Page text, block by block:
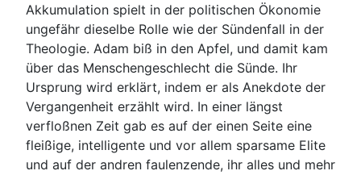
Akkumulation spielt in der politischen Ökonomie
ungefähr dieselbe Rolle wie der Sündenfall in der
Theologie. Adam biß in den Apfel, und damit kam
über das Menschengeschlecht die Sünde. Ihr
Ursprung wird erklärt, indem er als Anekdote der
Vergangenheit erzählt wird. In einer längst
verfloßnen Zeit gab es auf der einen Seite eine
fleißige, intelligente und vor allem sparsame Elite
und auf der andren faulenzende, ihr alles und mehr